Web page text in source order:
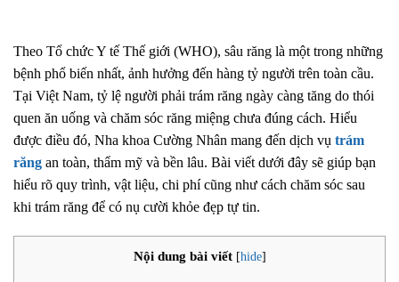
Theo Tổ chức Y tế Thế giới (WHO), sâu răng là một trong những
bệnh phổ biến nhất, ảnh hưởng đến hàng tỷ người trên toàn cầu.
Tại Việt Nam, tỷ lệ người phải trám răng ngày càng tăng do thói
quen ăn uống và chăm sóc răng miệng chưa đúng cách. Hiểu
được điều đó, Nha khoa Cường Nhân mang đến dịch vụ trám
răng an toàn, thẩm mỹ và bền lâu. Bài viết dưới đây sẽ giúp bạn
hiểu rõ quy trình, vật liệu, chi phí cũng như cách chăm sóc sau
khi trám răng để có nụ cười khỏe đẹp tự tin.
Nội dung bài viết [hide]